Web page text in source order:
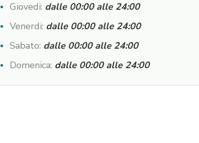
Giovedi: dalle 00:00 alle 24:00
Venerdi: dalle 00:00 alle 24:00
Sabato: dalle 00:00 alle 24:00
Domenica: dalle 00:00 alle 24:00